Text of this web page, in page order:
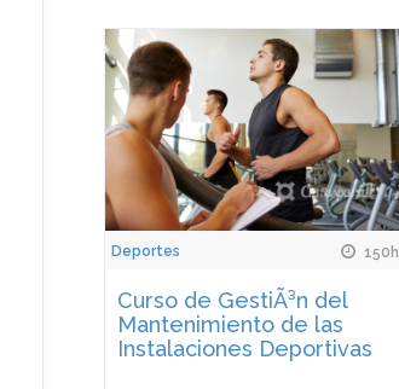
Deportes 150h
Curso de GestiÃ³n del
Mantenimiento de las
Instalaciones Deportivas